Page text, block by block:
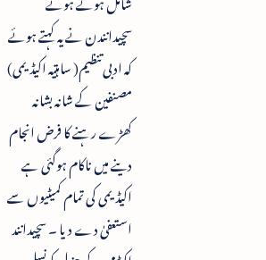
سچیدانندن نے یہ کہتے ہوئے
کہ ادبی تنظیم( ساہتیہ اکیڈیمی)
مصنفین کے شانہ بشانہ
کھڑے رہنے کا فرض انجام
دینے میں ناکام ہوگئی ہے
اکیڈیمی کی تمام کمیٹیوں سے
استعفیٰ دے دیا ۔ سچیدانند